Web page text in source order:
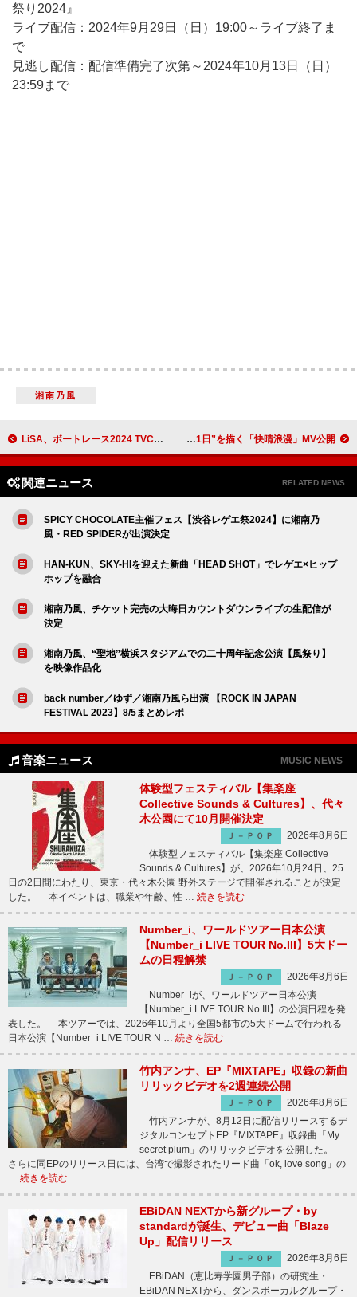
祭り2024』
ライブ配信：2024年9月29日（日）19:00～ライブ終了ま
で
見逃し配信：配信準備完了次第～2024年10月13日（日）
23:59まで
湘南乃風
LiSA、ボートレース2024 TVCMソング「MAKE A MiRACLE」ポップでレトロな映像のMV公開 Sano ibuki、“夏の終わりの別れの1日”を描く「快晴浪漫」MV公開
関連ニュース RELATED NEWS
SPICY CHOCOLATE主催フェス【渋谷レゲエ祭2024】に湘南乃
風・RED SPIDERが出演決定
HAN-KUN、SKY-HIを迎えた新曲「HEAD SHOT」でレゲエ×ヒップ
ホップを融合
湘南乃風、チケット完売の大晦日カウントダウンライブの生配信が
決定
湘南乃風、“聖地”横浜スタジアムでの二十周年記念公演【風祭り】
を映像作品化
back number／ゆず／湘南乃風ら出演 【ROCK IN JAPAN
FESTIVAL 2023】8/5まとめレポ
音楽ニュース MUSIC NEWS
体験型フェスティバル【集楽座
Collective Sounds & Cultures】、代々
木公園にて10月開催決定
Ｊ－ＰＯＰ
2026年8月6日
体験型フェスティバル【集楽座 Collective
Sounds & Cultures】が、2026年10月24日、25
日の2日間にわたり、東京・代々木公園 野外ステージで開催されることが決定
した。 本イベントは、職業や年齢、性 … 続きを読む
Number_i、ワールドツアー日本公演
【Number_i LIVE TOUR No.III】5大ドー
ムの日程解禁
Ｊ－ＰＯＰ
2026年8月6日
Number_iが、ワールドツアー日本公演
【Number_i LIVE TOUR No.III】の公演日程を発
表した。 本ツアーでは、2026年10月より全国5都市の5大ドームで行われる
日本公演【Number_i LIVE TOUR N … 続きを読む
竹内アンナ、EP『MIXTAPE』収録の新曲
リリックビデオを2週連続公開
Ｊ－ＰＯＰ
2026年8月6日
竹内アンナが、8月12日に配信リリースするデ
ジタルコンセプトEP『MIXTAPE』収録曲「My
secret plum」のリリックビデオを公開した。
さらに同EPのリリース日には、台湾で撮影されたリード曲「ok, love song」の
… 続きを読む
EBiDAN NEXTから新グループ・by
standardが誕生、デビュー曲「Blaze
Up」配信リリース
Ｊ－ＰＯＰ
2026年8月6日
EBiDAN（恵比寿学園男子部）の研究生・
EBiDAN NEXTから、ダンスボーカルグループ・